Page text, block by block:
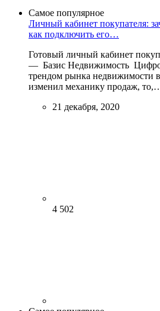
Самое популярное
Личный кабинет покупателя:
как подключить его…
Готовый личный кабинет
— Базис Недвижимость
трендом рынка недвижимости
изменил механику продаж,
21 декабря, 2020
4 502